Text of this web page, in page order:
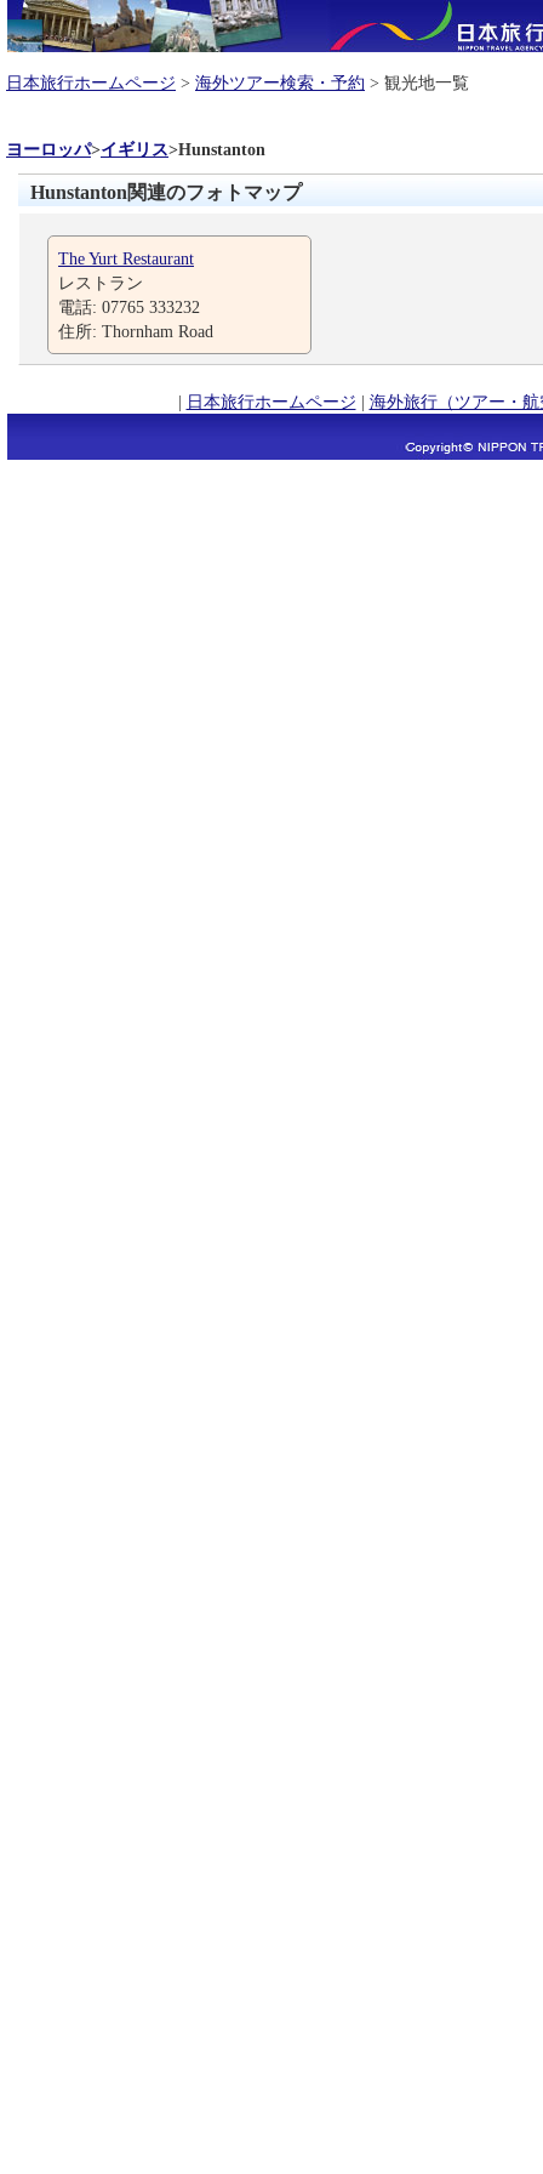
日本旅行ホームページ > 海外ツアー検索・予約 > 観光地一覧
ヨーロッパ>イギリス>Hunstanton
Hunstanton関連のフォトマップ
The Yurt Restaurant
レストラン
電話: 07765 333232
住所: Thornham Road
| 日本旅行ホームページ | 海外旅行（ツアー・航